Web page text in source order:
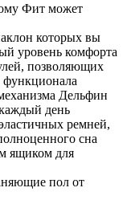
Фит может
которых вы
уровень комфорта
позволяющих
функционала
Дельфин
день
ремней,
сна
ящиком для
пол от